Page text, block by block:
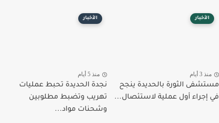
الأخبار
3 أيام
الثورة بالحديدة ينجح
أول عملية لاستئصال...
الأخبار
منذ 5 أيام
نجدة الحديدة تحبط عمليات
تهريب وتضبط مطلوبين
وشحنات مواد...